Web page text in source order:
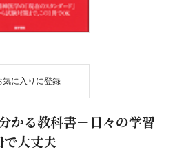
気に入りに登録
かる教科書－日々の学習
で大丈夫